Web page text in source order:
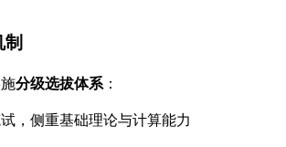
制
分级选拔体系 ：
试，侧重基础理论与计算能力